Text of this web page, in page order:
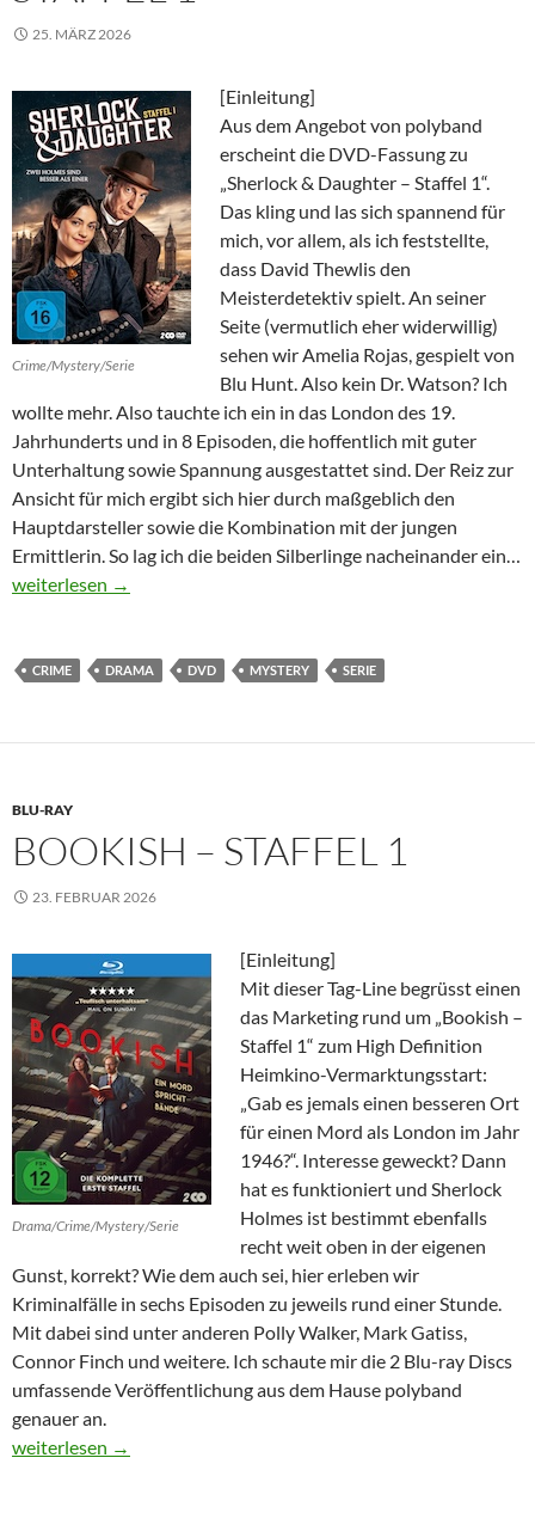
25. MÄRZ 2026
Crime/Mystery/Serie
[Einleitung]
Aus dem Angebot von polyband
erscheint die DVD-Fassung zu
„Sherlock & Daughter – Staffel 1“.
Das kling und las sich spannend für
mich, vor allem, als ich feststellte,
dass David Thewlis den
Meisterdetektiv spielt. An seiner
Seite (vermutlich eher widerwillig)
sehen wir Amelia Rojas, gespielt von
Blu Hunt. Also kein Dr. Watson? Ich
wollte mehr. Also tauchte ich ein in das London des 19.
Jahrhunderts und in 8 Episoden, die hoffentlich mit guter
Unterhaltung sowie Spannung ausgestattet sind. Der Reiz zur
Ansicht für mich ergibt sich hier durch maßgeblich den
Hauptdarsteller sowie die Kombination mit der jungen
Ermittlerin. So lag ich die beiden Silberlinge nacheinander ein…
Sherlock & Daughter – Staffel 1
weiterlesen →
CRIME DRAMA DVD MYSTERY SERIE
BLU-RAY
BOOKISH – STAFFEL 1
23. FEBRUAR 2026
Drama/Crime/Mystery/Serie
[Einleitung]
Mit dieser Tag-Line begrüsst einen
das Marketing rund um „Bookish –
Staffel 1“ zum High Definition
Heimkino-Vermarktungsstart:
„Gab es jemals einen besseren Ort
für einen Mord als London im Jahr
1946?“. Interesse geweckt? Dann
hat es funktioniert und Sherlock
Holmes ist bestimmt ebenfalls
recht weit oben in der eigenen
Gunst, korrekt? Wie dem auch sei, hier erleben wir
Kriminalfälle in sechs Episoden zu jeweils rund einer Stunde.
Mit dabei sind unter anderen Polly Walker, Mark Gatiss,
Connor Finch und weitere. Ich schaute mir die 2 Blu-ray Discs
umfassende Veröffentlichung aus dem Hause polyband
genauer an.
Bookish – Staffel 1
weiterlesen →